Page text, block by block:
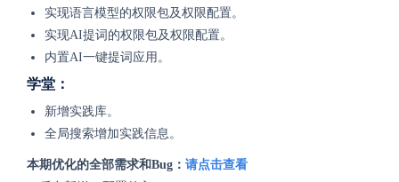
实现语言模型的权限包及权限配置。
实现AI提词的权限包及权限配置。
内置AI一键提词应用 。
学堂：
新增实践库。
全局搜索增加实践信息。
本期优化的全部需求和Bug： 请点击查看